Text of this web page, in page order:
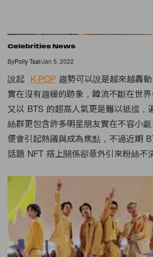
Celebrities News
ByPolly Tsai/Jan 5, 2022
說起 K-POP 趨勢可以說是越來越轟
實在沒有趨緩的跡象，韓流不斷在世
又以 BTS 的超高人氣更是難以抵擋，
絲群更包含許多明星朋友實在不容小
便會引起熱議與成為焦點，不過近期
話題 NFT 搭上關係卻意外引來粉絲不滿